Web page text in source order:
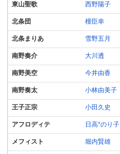
東山聖歌 西野陽子
北条団 檀臣幸
北条まりあ 雪野五月
南野奏介 大川透
南野美空 今井由香
南野奏太 小林由美子
王子正宗 小田久史
アフロディテ 日高*のり子
メフィスト 堀内賢雄